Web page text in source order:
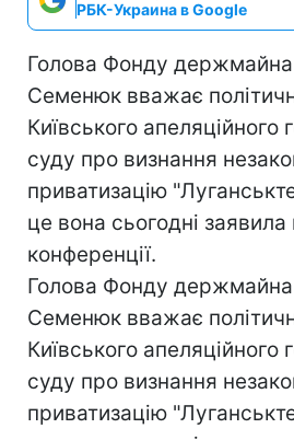
РБК-Украина в Google
Голова Фонду
Семенюк вважає
Київського апеляційного
суду про визнання
приватизацію
це вона сьогодні
конференції.
Голова Фонду
Семенюк вважає
Київського апеляційного
суду про визнання
приватизацію